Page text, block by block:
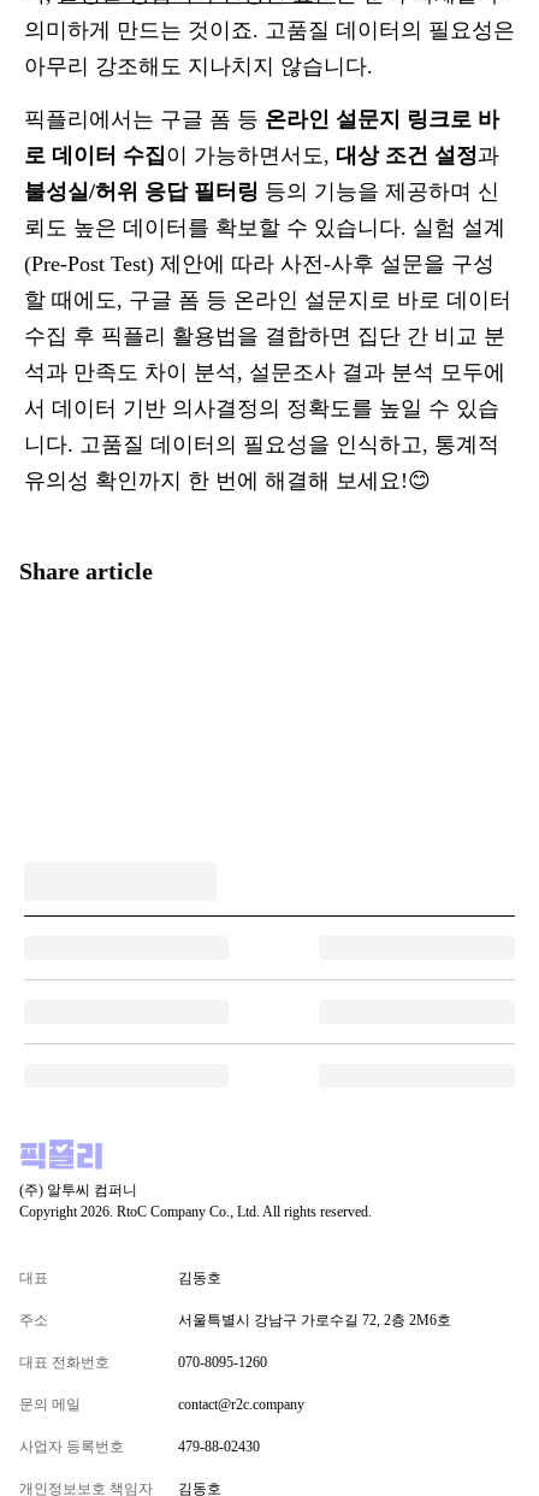
의미하게 만드는 것이죠. 고품질 데이터의 필요성은
아무리 강조해도 지나치지 않습니다.
픽플리에서는 구글 폼 등 온라인 설문지 링크로 바
로 데이터 수집이 가능하면서도, 대상 조건 설정과
불성실/허위 응답 필터링 등의 기능을 제공하며 신
뢰도 높은 데이터를 확보할 수 있습니다. 실험 설계
(Pre-Post Test) 제안에 따라 사전-사후 설문을 구성
할 때에도, 구글 폼 등 온라인 설문지로 바로 데이터
수집 후 픽플리 활용법을 결합하면 집단 간 비교 분
석과 만족도 차이 분석, 설문조사 결과 분석 모두에
서 데이터 기반 의사결정의 정확도를 높일 수 있습
니다. 고품질 데이터의 필요성을 인식하고, 통계적
유의성 확인까지 한 번에 해결해 보세요!😊
Share article
(주) 알투씨 컴퍼니
Copyright 2026. RtoC Company Co., Ltd. All rights reserved.
대표 김동호
주소 서울특별시 강남구 가로수길 72, 2층 2M6호
대표 전화번호 070-8095-1260
문의 메일 contact@r2c.company
사업자 등록번호 479-88-02430
개인정보보호 책임자 김동호